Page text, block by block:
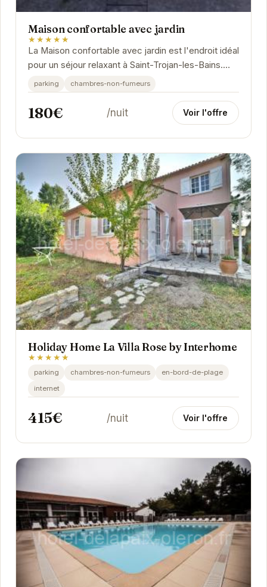
Maison confortable avec jardin
★★★★★
La Maison confortable avec jardin est l'endroit idéal
pour un séjour relaxant à Saint-Trojan-les-Bains.
Avec son jardin privé, vous pourrez...
parking chambres-non-fumeurs
180€ /nuit Voir l'offre
Holiday Home La Villa Rose by Interhome
★★★★★
parking chambres-non-fumeurs
en-bord-de-plage
internet
415€ /nuit Voir l'offre